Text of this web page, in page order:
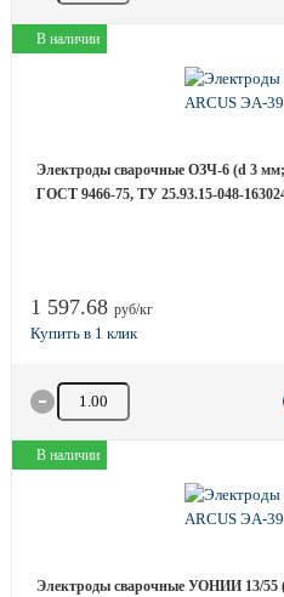
В наличии
Электроды сварочные ОЗЧ-6 (d 3
ГОСТ 9466-75, ТУ 25.93.15-048-
1 597.68 руб/кг
Количество товара
В наличии
Электроды сварочные УОНИИ 13/